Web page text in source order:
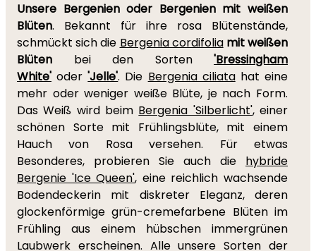
Unsere Bergenien oder Bergenien mit weißen
Blüten. Bekannt für ihre rosa Blütenstände,
schmückt sich die Bergenia cordifolia mit weißen
Blüten bei den Sorten 'Bressingham
White' oder'Jelle'. Die Bergenia ciliatahat eine
mehr oder weniger weiße Blüte, je nach Form.
Das Weiß wird beim Bergenia 'Silberlicht', einer
schönen Sorte mit Frühlingsblüte, mit einem
Hauch von Rosa versehen. Für etwas
Besonderes, probieren Sie auch die hybride
Bergenie 'Ice Queen', eine reichlich wachsende
Bodendeckerin mit diskreter Eleganz, deren
glockenförmige grün-cremefarbene Blüten im
Frühling aus einem hübschen immergrünen
Laubwerk erscheinen. Alle unsere Sorten der